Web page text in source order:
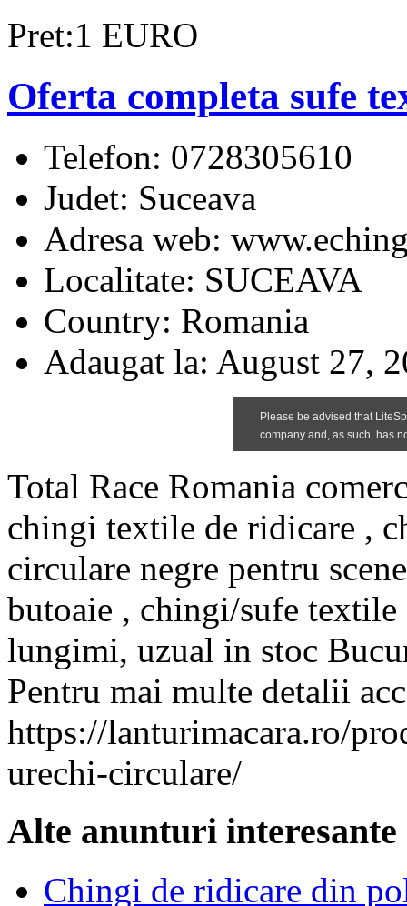
Pret:1 EURO
Oferta completa sufe
Telefon: 0728305610
Judet: Suceava
Adresa web:
Localitate: SUCEAVA
Country: Romania
Adaugat la: August 27,
Total Race Romania
chingi textile de ridicare ,
circulare negre pentru
butoaie , chingi/sufe textile
lungimi, uzual in stoc
Pentru mai multe detalii
https://lanturimacara.ro/
urechi-circulare/
Alte anunturi interesante
Chingi de ridicare din